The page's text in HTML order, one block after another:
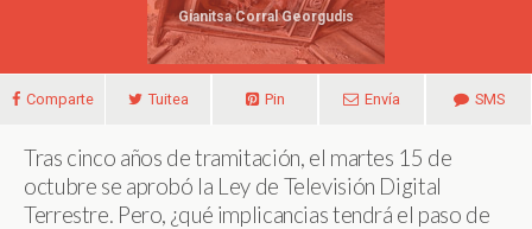
Gianitsa Corral Georgudis
Comparte Tuitea Pin Envía SMS
Tras cinco años de tramitación, el martes 15 de
octubre se aprobó la Ley de Televisión Digital
Terrestre. Pero, ¿qué implicancias tendrá el paso de